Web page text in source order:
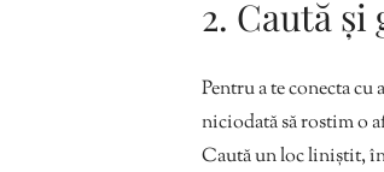
2. Caută
Pentru a te conecta
niciodată să rostim o
Caută un loc liniștit,